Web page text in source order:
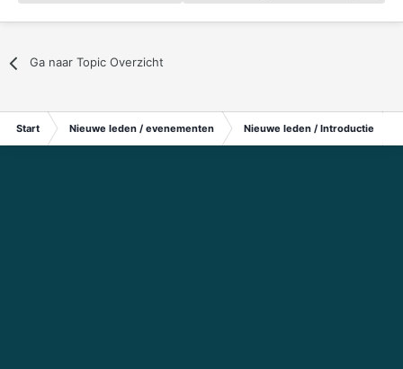
Ga naar Topic Overzicht
Start Nieuwe leden / evenementen Nieuwe leden / Introductie